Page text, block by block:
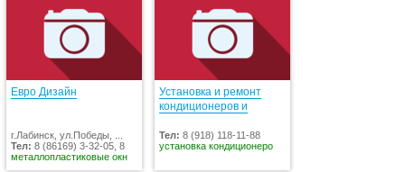
Евро Дизайн
г.Лабинск, ул.Победы, ...
Тел: 8 (86169) 3-32-05, 8
металлопластиковые окн
Установка и ремонт
кондиционеров и
Тел: 8 (918) 118-11-88
установка кондиционеро